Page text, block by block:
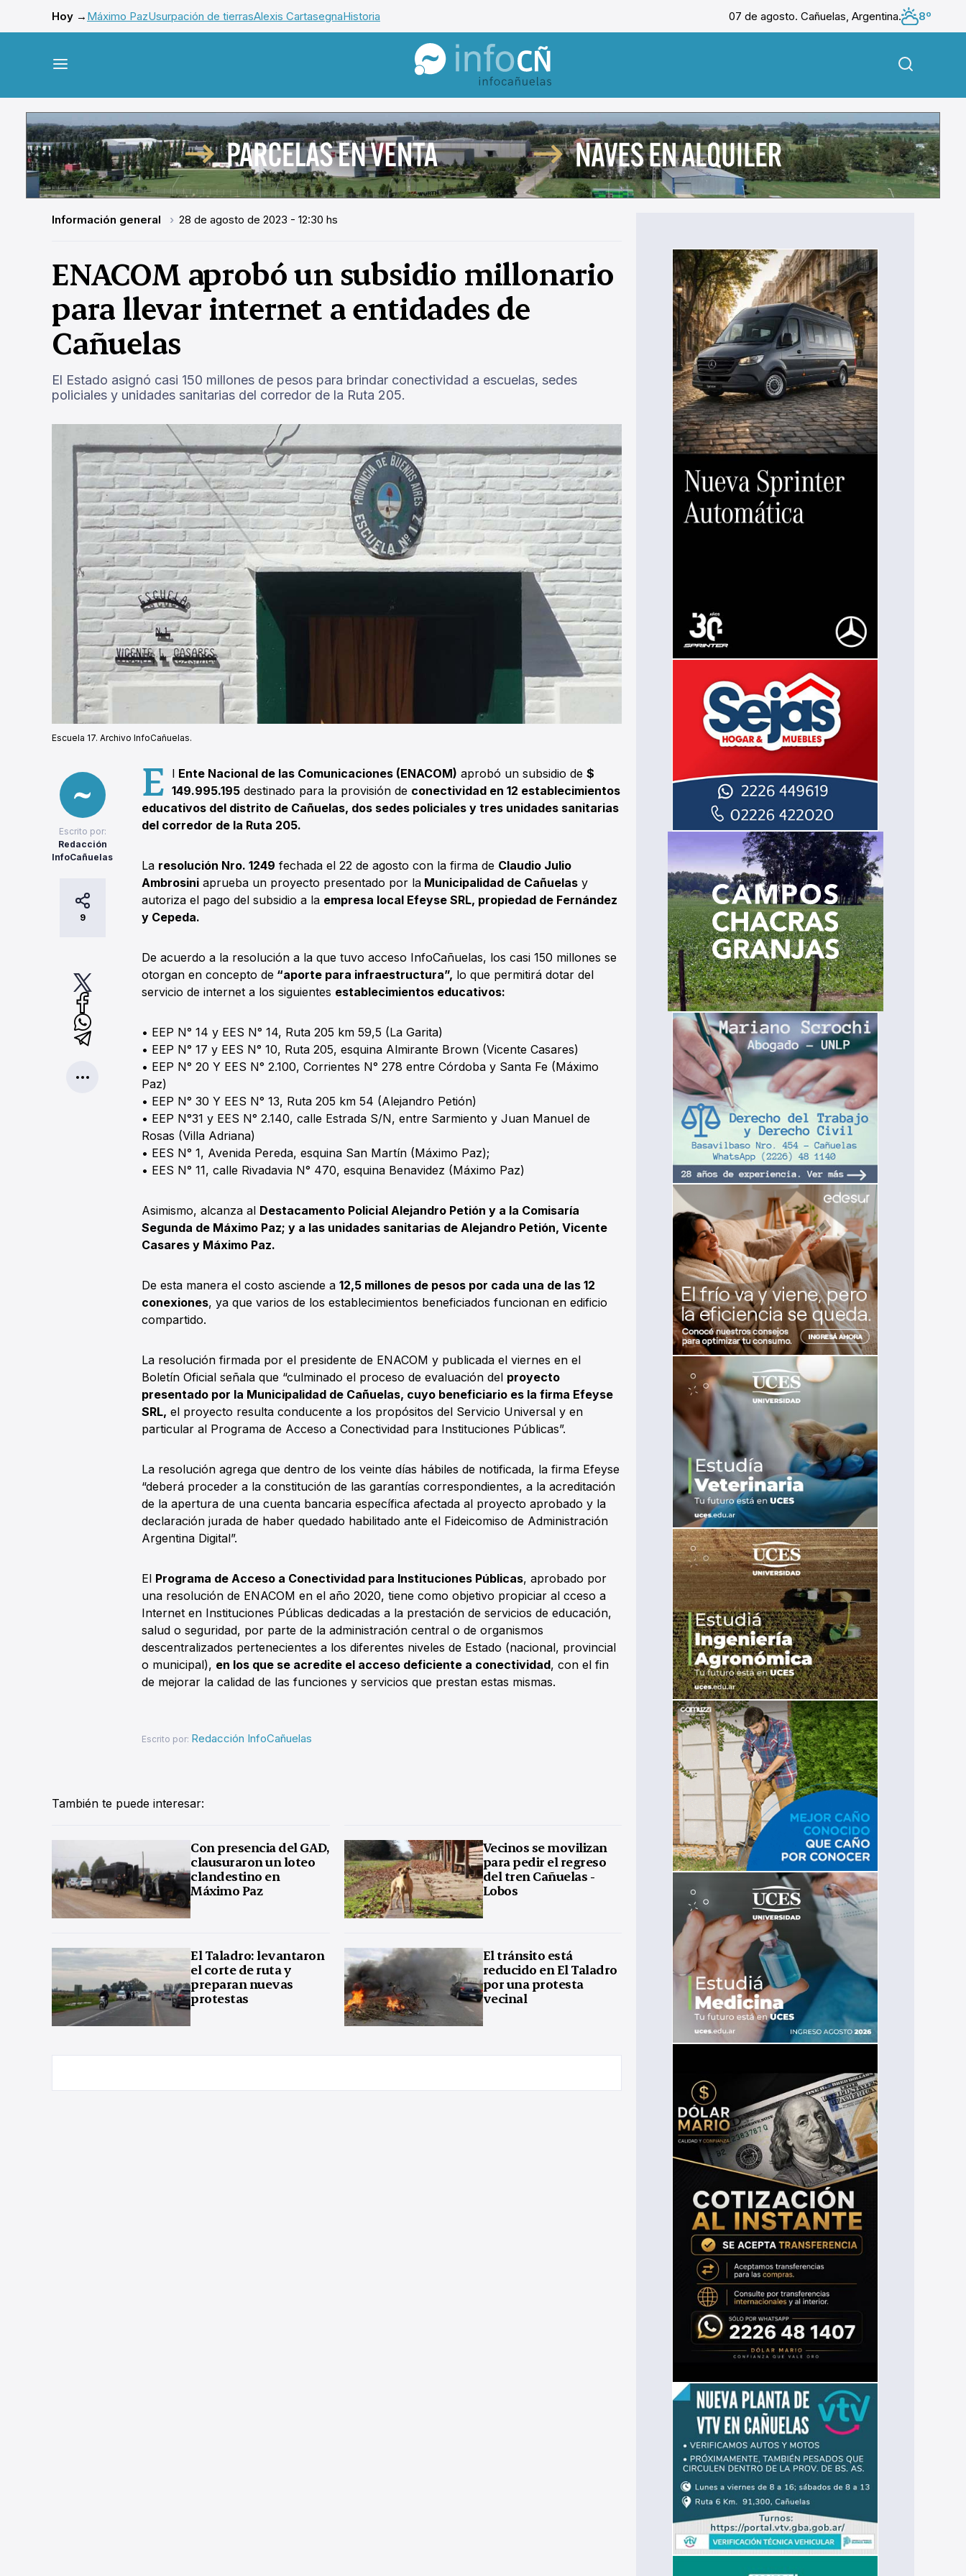
Hoy → Máximo PazUsurpación de tierrasAlexis CartasegnaHistoria 07 de agosto. Cañuelas, Argentina.
8º
InfoCañuelas
Información general 28 de agosto de 2023 - 12:30 hs
ENACOM aprobó un subsidio millonario
para llevar internet a entidades de
Cañuelas
El Estado asignó casi 150 millones de pesos para brindar conectividad a escuelas, sedes
policiales y unidades sanitarias del corredor de la Ruta 205.
Escuela 17. Archivo InfoCañuelas.
Escrito por:
Redacción
InfoCañuelas
9
E l Ente Nacional de las Comunicaciones (ENACOM) aprobó un subsidio de$
149.995.195 destinado para la provisión de conectividad en 12 establecimientos
educativos del distrito de Cañuelas, dos sedes policiales y tres unidades sanitarias
del corredor de la Ruta 205.
La resolución Nro. 1249 fechada el 22 de agosto con la firma de Claudio Julio
Ambrosini aprueba un proyecto presentado por la Municipalidad de Cañuelas y
autoriza el pago del subsidio a la empresa local Efeyse SRL, propiedad de Fernández
y Cepeda.
De acuerdo a la resolución a la que tuvo acceso InfoCañuelas, los casi 150 millones se
otorgan en concepto de “aporte para infraestructura”, lo que permitirá dotar del
servicio de internet a los siguientes establecimientos educativos:
• EEP N° 14 y EES N° 14, Ruta 205 km 59,5 (La Garita)
• EEP N° 17 y EES N° 10, Ruta 205, esquina Almirante Brown (Vicente Casares)
• EEP N° 20 Y EES N° 2.100, Corrientes N° 278 entre Córdoba y Santa Fe (Máximo
Paz)
• EEP N° 30 Y EES N° 13, Ruta 205 km 54 (Alejandro Petión)
• EEP N°31 y EES N° 2.140, calle Estrada S/N, entre Sarmiento y Juan Manuel de
Rosas (Villa Adriana)
• EES N° 1, Avenida Pereda, esquina San Martín (Máximo Paz);
• EES N° 11, calle Rivadavia N° 470, esquina Benavidez (Máximo Paz)
Asimismo, alcanza al Destacamento Policial Alejandro Petión y a la Comisaría
Segunda de Máximo Paz; y a las unidades sanitarias de Alejandro Petión, Vicente
Casares y Máximo Paz.
De esta manera el costo asciende a 12,5 millones de pesos por cada una de las 12
conexiones, ya que varios de los establecimientos beneficiados funcionan en edificio
compartido.
La resolución firmada por el presidente de ENACOM y publicada el viernes en el
Boletín Oficial señala que “culminado el proceso de evaluación del proyecto
presentado por la Municipalidad de Cañuelas, cuyo beneficiario es la firma Efeyse
SRL, el proyecto resulta conducente a los propósitos del Servicio Universal y en
particular al Programa de Acceso a Conectividad para Instituciones Públicas”.
La resolución agrega que dentro de los veinte días hábiles de notificada, la firma Efeyse
“deberá proceder a la constitución de las garantías correspondientes, a la acreditación
de la apertura de una cuenta bancaria específica afectada al proyecto aprobado y la
declaración jurada de haber quedado habilitado ante el Fideicomiso de Administración
Argentina Digital”.
El Programa de Acceso a Conectividad para Instituciones Públicas, aprobado por
una resolución de ENACOM en el año 2020, tiene como objetivo propiciar al cceso a
Internet en Instituciones Públicas dedicadas a la prestación de servicios de educación,
salud o seguridad, por parte de la administración central o de organismos
descentralizados pertenecientes a los diferentes niveles de Estado (nacional, provincial
o municipal), en los que se acredite el acceso deficiente a conectividad, con el fin
de mejorar la calidad de las funciones y servicios que prestan estas mismas.
Escrito por: Redacción InfoCañuelas
También te puede interesar:
Con presencia del GAD,
clausuraron un loteo
clandestino en
Máximo Paz
Vecinos se movilizan
para pedir el regreso
del tren Cañuelas -
Lobos
El Taladro: levantaron
el corte de ruta y
preparan nuevas
protestas
El tránsito está
reducido en El Taladro
por una protesta
vecinal